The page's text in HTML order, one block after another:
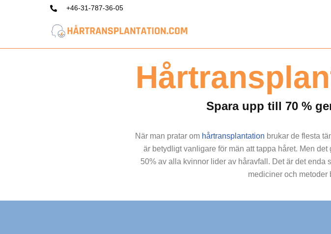
+46-31-787-36-05
Spara upp till 70 %
När man pratar om hårtransplantation brukar de flesta
är betydligt vanligare för män att tappa håret. Men
50% av alla kvinnor lider av håravfall. Det är det
mediciner och metoder